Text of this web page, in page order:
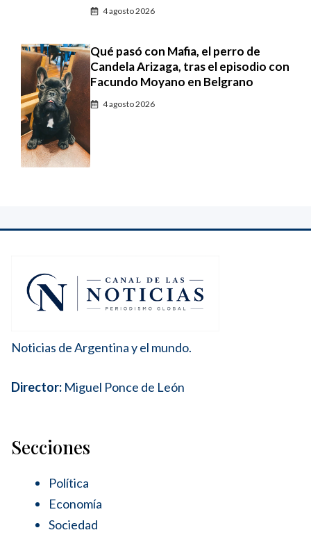
4 agosto 2026
Qué pasó con Mafia, el perro de
Candela Arizaga, tras el episodio con
Facundo Moyano en Belgrano
4 agosto 2026
Noticias de Argentina y el mundo.
Director: Miguel Ponce de León
Secciones
Política
Economía
Sociedad